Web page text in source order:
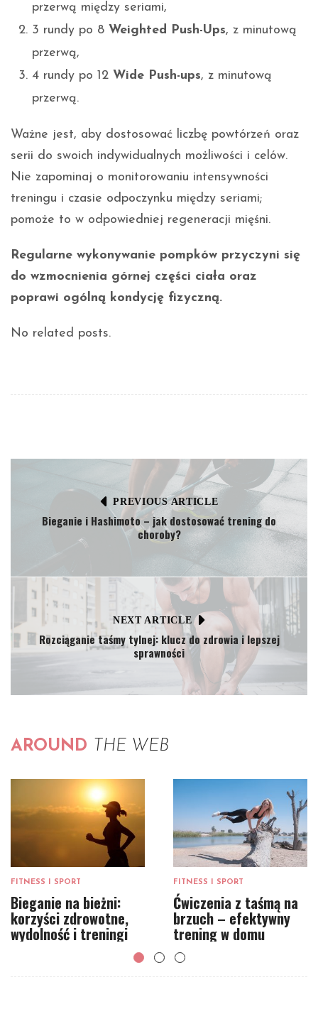
przerwą między seriami,
3 rundy po 8 Weighted Push-Ups, z minutową
przerwą,
4 rundy po 12 Wide Push-ups, z minutową
przerwą.
Ważne jest, aby dostosować liczbę powtórzeń oraz
serii do swoich indywidualnych możliwości i celów.
Nie zapominaj o monitorowaniu intensywności
treningu i czasie odpoczynku między seriami;
pomoże to w odpowiedniej regeneracji mięśni.
Regularne wykonywanie pompków przyczyni się
do wzmocnienia górnej części ciała oraz
poprawi ogólną kondycję fizyczną.
No related posts.
PREVIOUS ARTICLE
Bieganie i Hashimoto – jak dostosować trening do
choroby?
NEXT ARTICLE
Rozciąganie taśmy tylnej: klucz do zdrowia i lepszej
sprawności
AROUND THE WEB
FITNESS I SPORT
Bieganie na bieżni:
korzyści zdrowotne,
wydolność i treningi
FITNESS I SPORT
Ćwiczenia z taśmą na
brzuch – efektywny
trening w domu